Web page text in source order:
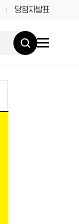
당첨자발표